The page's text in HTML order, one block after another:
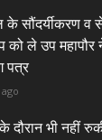
के सौंदर्यीकरण व
को ले उप महापौर
पत्र
दौरान भी नहीं